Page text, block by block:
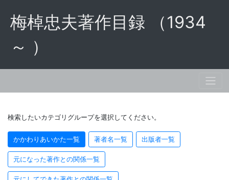
梅棹忠夫著作目録 （1934
～ ）
検索したいカテゴリグループを選択してください。
かかわりあいかた一覧 著者名一覧 出版者一覧
元になった著作との関係一覧